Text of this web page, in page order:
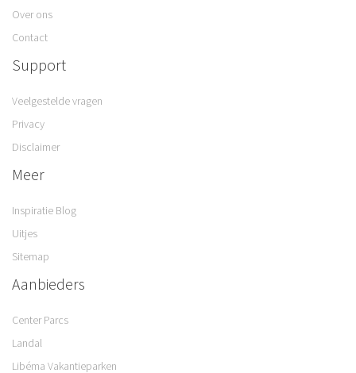
Over ons
Contact
Support
Veelgestelde vragen
Privacy
Disclaimer
Meer
Inspiratie Blog
Uitjes
Sitemap
Aanbieders
Center Parcs
Landal
Libéma Vakantieparken